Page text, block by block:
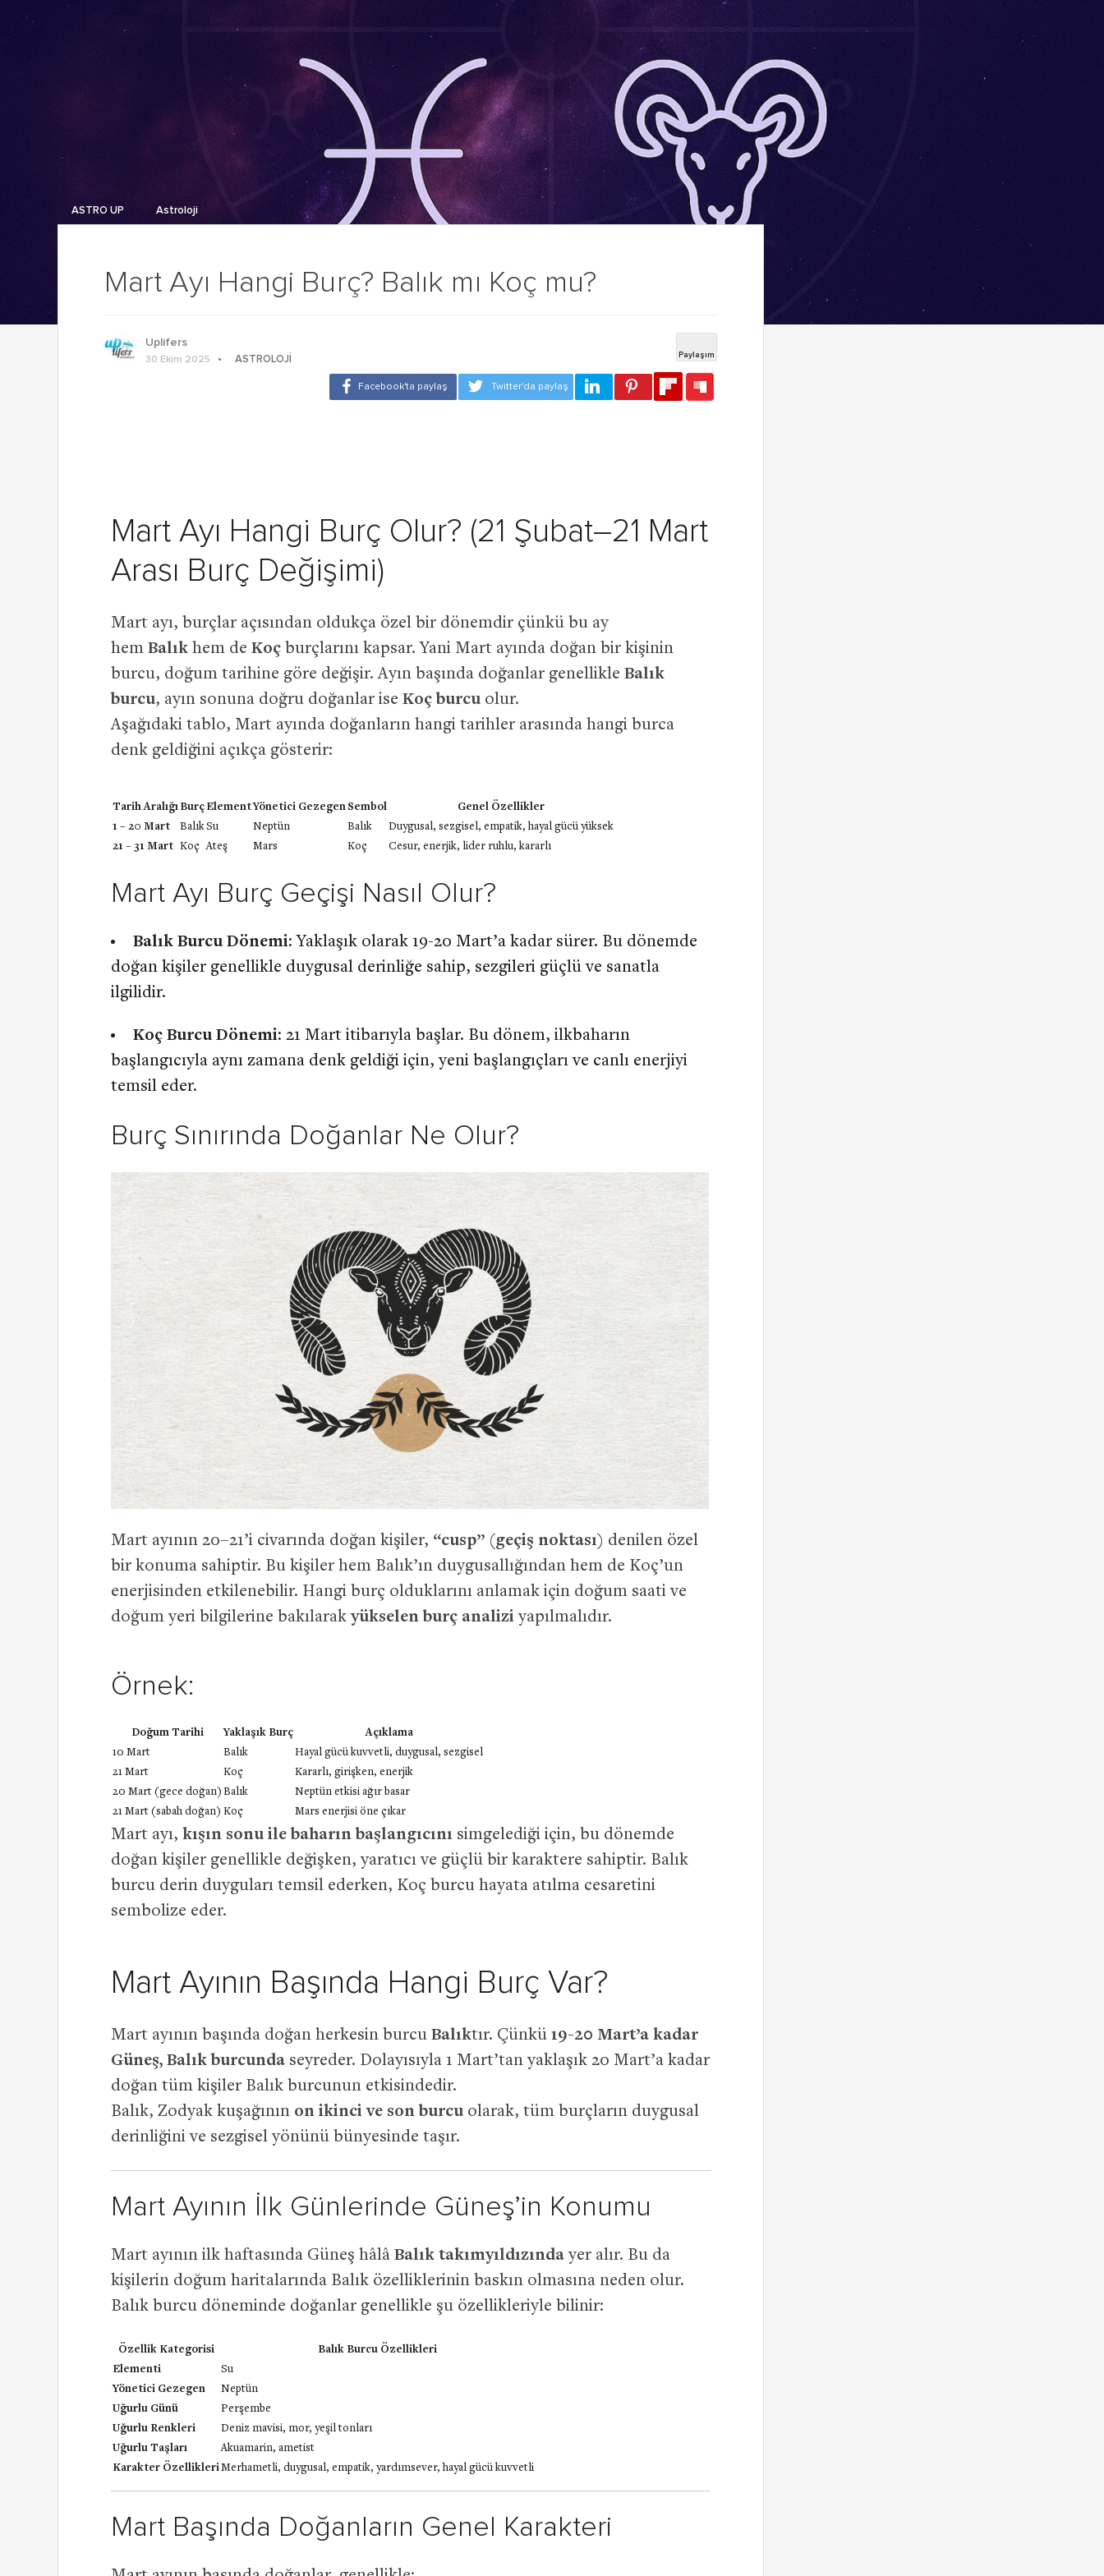
Mart Ayı Hangi Burç? Balık mı Koç mu?
ASTRO UP Astroloji
Uplifers
30 Ekim 2025 ASTROLOJI
Mart Ayı Hangi Burç Olur? (21 Şubat–21 Mart
Arası Burç Değişimi)
Mart ayı, burçlar açısından oldukça özel bir dönemdir çünkü bu ay
hem Balık hem de Koç burçlarını kapsar. Yani Mart ayında doğan bir kişinin
burcu, doğum tarihine göre değişir. Ayın başında doğanlar genellikle Balık
burcu, ayın sonuna doğru doğanlar ise Koç burcu olur.
Aşağıdaki tablo, Mart ayında doğanların hangi tarihler arasında hangi burca
denk geldiğini açıkça gösterir:
Tarih Aralığı Burç ElementYönetici Gezegen Sembol
Genel Özellikler
1 – 20 Mart
BalıkSu Neptün Balık
Duygusal, sezgisel, empatik, hayal gücü yüksek
21 – 31 Mart Koç Ateş Mars Koç Cesur, enerjik, lider ruhlu, kararlı
Mart Ayı Burç Geçişi Nasıl Olur?
Balık Burcu Dönemi: Yaklaşık olarak 19-20 Mart’a kadar sürer. Bu dönemde
doğan kişiler genellikle duygusal derinliğe sahip, sezgileri güçlü ve sanatla
ilgilidir.
Koç Burcu Dönemi: 21 Mart itibarıyla başlar. Bu dönem, ilkbaharın
başlangıcıyla aynı zamana denk geldiği için, yeni başlangıçları ve canlı enerjiyi
temsil eder.
Burç Sınırında Doğanlar Ne Olur?
Mart ayının 20–21’i civarında doğan kişiler, “cusp” (geçiş noktası) denilen özel
bir konuma sahiptir. Bu kişiler hem Balık’ın duygusallığından hem de Koç’un
enerjisinden etkilenebilir. Hangi burç olduklarını anlamak için doğum saati ve
doğum yeri bilgilerine bakılarakyükselen burç analiziyapılmalıdır.
Örnek:
Doğum Tarihi Yaklaşık Burç
Açıklama
10 Mart
Balık
Hayal gücü kuvvetli, duygusal, sezgisel
21 Mart
Koç
Kararlı, girişken, enerjik
20 Mart (gece doğan) Balık
Neptün etkisi ağır basar
21 Mart (sabah doğan) Koç Mars enerjisi öne çıkar
Mart ayı, kışın sonu ile baharın başlangıcını simgelediği için, bu dönemde
doğan kişiler genellikle değişken, yaratıcı ve güçlü bir karaktere sahiptir. Balık
burcu derin duyguları temsil ederken, Koç burcu hayata atılma cesaretini
sembolize eder.
Mart Ayının Başında Hangi Burç Var?
Mart ayının başında doğan herkesin burcu Balıktır. Çünkü 19-20 Mart’a kadar
Güneş, Balık burcunda seyreder. Dolayısıyla 1 Mart’tan yaklaşık 20 Mart’a kadar
doğan tüm kişiler Balık burcunun etkisindedir.
Balık, Zodyak kuşağının on ikinci ve son burcu olarak, tüm burçların duygusal
derinliğini ve sezgisel yönünü bünyesinde taşır.
Mart Ayının İlk Günlerinde Güneş’in Konumu
Mart ayının ilk haftasında Güneş hâlâ Balık takımyıldızındayer alır. Bu da
kişilerin doğum haritalarında Balık özelliklerinin baskın olmasına neden olur.
Balık burcu döneminde doğanlar genellikle şu özellikleriyle bilinir:
Özellik Kategorisi
Balık Burcu Özellikleri
Elementi
Su
Yönetici Gezegen
Neptün
Uğurlu Günü
Perşembe
Uğurlu Renkleri
Deniz mavisi, mor, yeşil tonları
Uğurlu Taşları
Akuamarin, ametist
Karakter ÖzellikleriMerhametli, duygusal, empatik, yardımsever, hayal gücü kuvvetli
Mart Başında Doğanların Genel Karakteri